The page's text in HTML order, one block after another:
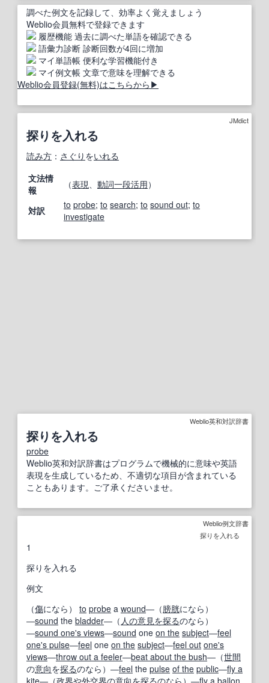
調べた例文を記録して、効率よく覚えましょう
Weblio会員無料で登録できます
履歴機能 過去に調べた単語を確認できる
語彙力診断 診断回数が4回に増加
マイ単語帳 便利な学習機能付き
マイ例文帳 文章で意味を理解できる
Weblio会員登録(無料)はこちらから ▶
JMdict
探りを入れる
読み方 ： さぐり をいれる
文法情
報
（表現 動詞一段活用）
対訳 to probe; to search; to sound out; to
investigate
Weblio英和対訳辞書
探りを入れる
probe
Weblio英和対訳辞書はプログラムで機械的に意味や英語
表現を生成しているため、不適切な項目が含まれている
こともあります。ご了承くださいませ。
Weblio例文辞書
探りを入れる
1
探りを入れる
例文
（傷になら） to probe a wound―（膀胱になら）
―sound the bladder―（ 人の意見を探るのなら）
―sound one's views―sound one on the subject―feel
one's pulse―feel one on the subject―feel out one's
views―throw out a feeler―beat about the bush―（世間
の意向を探るのなら）―feel the pulse of the public―fly a
kite―（政界や外交界の意向を探るのなら）―fly a ballon